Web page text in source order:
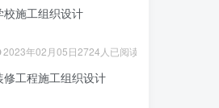
校施工组织设计
2023年02月05日2724人已阅读
修工程施工组织设计